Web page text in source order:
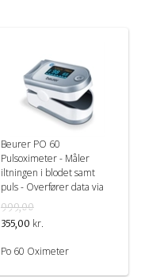
Beurer PO 60
Pulsoximeter - Måler
iltningen i blodet samt
puls - Overfører data via
bluetooth
999,00
355,00 kr.
Po 60 Oximeter